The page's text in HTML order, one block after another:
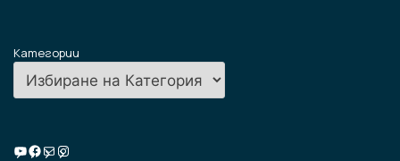
Категории
Училищна ТВFacebook
Имейл
Instagram